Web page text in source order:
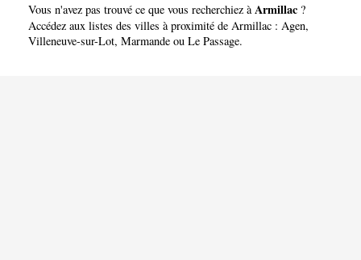
Vous n'avez pas trouvé ce que vous recherchiez àArmillac ?
Accédez aux listes des villes à proximité de Armillac : Agen,
Villeneuve-sur-Lot, Marmande ou Le Passage.